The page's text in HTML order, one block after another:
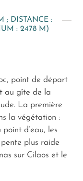
; DISTANCE :
: 2478 M)
point de départ
au gîte de la
La première
la végétation :
d’eau, les
plus raide
sur Cilaos et le